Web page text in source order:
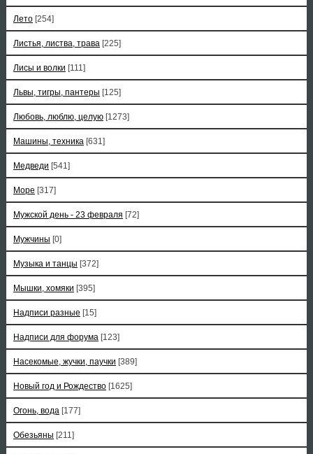
Лето [254]
Листья, листва, трава [225]
Лисы и волки [111]
Львы, тигры, пантеры [125]
Любовь, люблю, целую [1273]
Машины, техника [631]
Медведи [541]
Море [317]
Мужской день - 23 февраля [72]
Мужчины [0]
Музыка и танцы [372]
Мышки, хомяки [395]
Надписи разные [15]
Надписи для форума [123]
Насекомые, жучки, паучки [389]
Новый год и Рождество [1625]
Огонь, вода [177]
Обезьяны [211]